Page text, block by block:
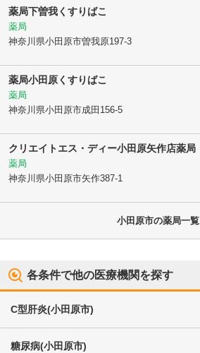
薬局下曽我くすりばこ
薬局
神奈川県小田原市曽我原197-3
薬局小田原くすりばこ
薬局
神奈川県小田原市成田156-5
クリエイトエス・ディー小田原矢作店薬局
薬局
神奈川県小田原市矢作387-1
小田原市の薬局一覧
各条件で他の医療機関を探す
C型肝炎(小田原市)
糖尿病(小田原市)